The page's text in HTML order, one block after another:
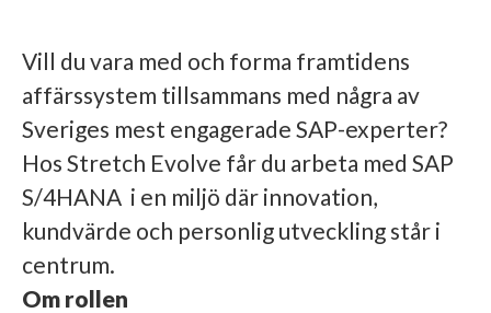
Vill du vara med och forma framtidens
affärssystem tillsammans med några av
Sveriges mest engagerade SAP-experter?
Hos Stretch Evolve får du arbeta med SAP
S/4HANA i en miljö där innovation,
kundvärde och personlig utveckling står i
centrum.
Om rollen